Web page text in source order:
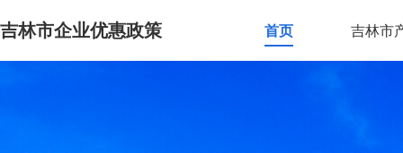
吉林市企业优惠政策 首页 吉林市